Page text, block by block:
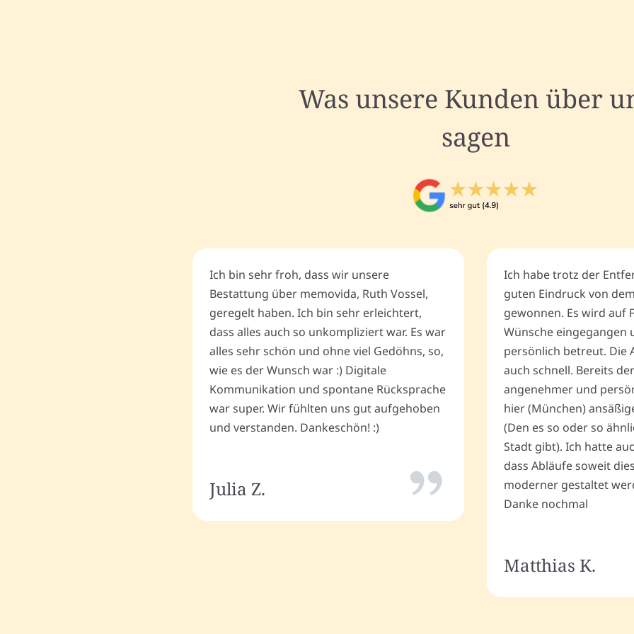
Was unsere Kunden über
sagen
Ich bin sehr froh, dass wir unsere
Bestattung über memovida, Ruth Vossel,
geregelt haben. Ich bin sehr erleichtert,
dass alles auch so unkompliziert war. Es war
alles sehr schön und ohne viel Gedöhns, so,
wie es der Wunsch war :) Digitale
Kommunikation und spontane Rücksprache
war super. Wir fühlten uns gut aufgehoben
und verstanden. Dankeschön! :)
Julia Z.
Ich habe trotz der
guten Eindruck von
gewonnen. Es wird auf
Wünsche eingegangen
persönlich betreut. Die
auch schnell. Bereits
angenehmer und
hier (München)
(Den es so oder so
Stadt gibt). Ich hatte
dass Abläufe soweit
moderner gestaltet
Danke nochmal
Matthias K.